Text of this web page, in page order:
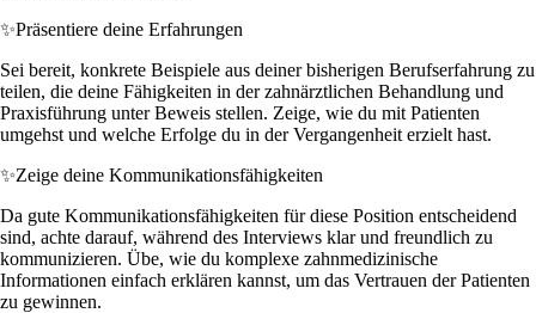
✨Präsentiere deine Erfahrungen
Sei bereit, konkrete Beispiele aus deiner bisherigen Berufserfahrung zu
teilen, die deine Fähigkeiten in der zahnärztlichen Behandlung und
Praxisführung unter Beweis stellen. Zeige, wie du mit Patienten
umgehst und welche Erfolge du in der Vergangenheit erzielt hast.
✨Zeige deine Kommunikationsfähigkeiten
Da gute Kommunikationsfähigkeiten für diese Position entscheidend
sind, achte darauf, während des Interviews klar und freundlich zu
kommunizieren. Übe, wie du komplexe zahnmedizinische
Informationen einfach erklären kannst, um das Vertrauen der Patienten
zu gewinnen.